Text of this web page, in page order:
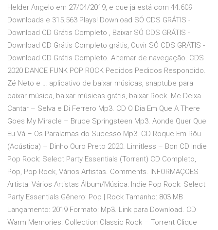
Helder Angelo em 27/04/2019, e que já está com 44.609
Downloads e 315.563 Plays! Download SÓ CDS GRÁTIS -
Download CD Grátis Completo , Baixar SÓ CDS GRÁTIS -
Download CD Grátis Completo grátis, Ouvir SÓ CDS GRÁTIS -
Download CD Grátis Completo. Alternar de navegação. CDS
2020 DANCE FUNK POP ROCK Pedidos Pedidos Respondido.
Zé Neto e … aplicativo de baixar músicas, snaptube para
baixar música, baixar músicas grátis, baixar Rock. Me Deixa
Cantar – Selva e Di Ferrero Mp3. CD O Dia Em Que A There
Goes My Miracle – Bruce Springsteen Mp3. Aonde Quer Que
Eu Vá – Os Paralamas do Sucesso Mp3. CD Roque Em Rôu
(Acústica) – Dinho Ouro Preto 2020. Limitless – Bon CD Indie
Pop Rock: Select Party Essentials (Torrent) CD Completo,
Pop, Pop Rock, Vários Artistas. Comments. INFORMAÇÕES
Artista: Vários Artistas Álbum/Música: Indie Pop Rock: Select
Party Essentials Gênero: Pop | Rock Tamanho: 803 MB
Lançamento: 2019 Formato: Mp3. Link para Download. CD
Warm Memories: Collection Classic Rock – Torrent Clique